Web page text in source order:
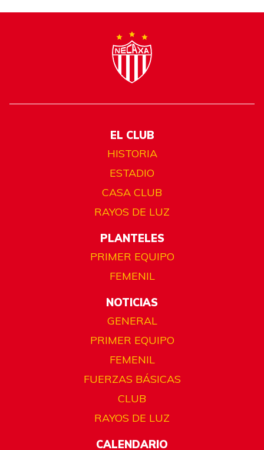
EL CLUB
HISTORIA
ESTADIO
CASA CLUB
RAYOS DE LUZ
PLANTELES
PRIMER EQUIPO
FEMENIL
NOTICIAS
GENERAL
PRIMER EQUIPO
FEMENIL
FUERZAS BÁSICAS
CLUB
RAYOS DE LUZ
CALENDARIO